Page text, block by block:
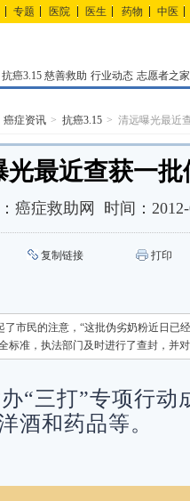
专题 医院 医生 药物 中医
抗癌3.15 慈善救助 行业动态 志愿者之家
癌症资讯 抗癌3.15 清远曝光最近
光最近查获一批
癌症救助网 时间：
复制链接 打印
市民的注意，“这批伪劣奶粉近日已
标准，执法部门及时进行了查封，并
“三打”专项行动
酒和药品等。